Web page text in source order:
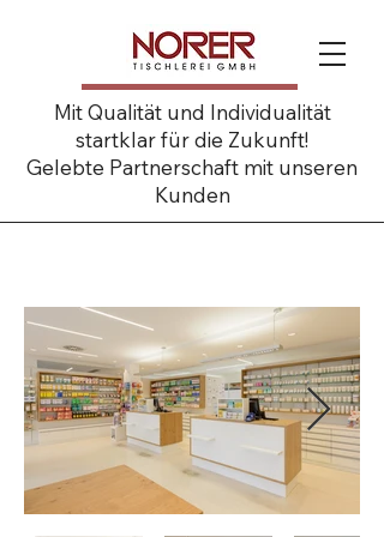
Mit Qualität und Individualität
startklar für die Zukunft!
Gelebte Partnerschaft mit unseren
Kunden